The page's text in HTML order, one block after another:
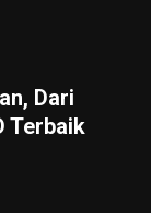
Dari
Terbaik